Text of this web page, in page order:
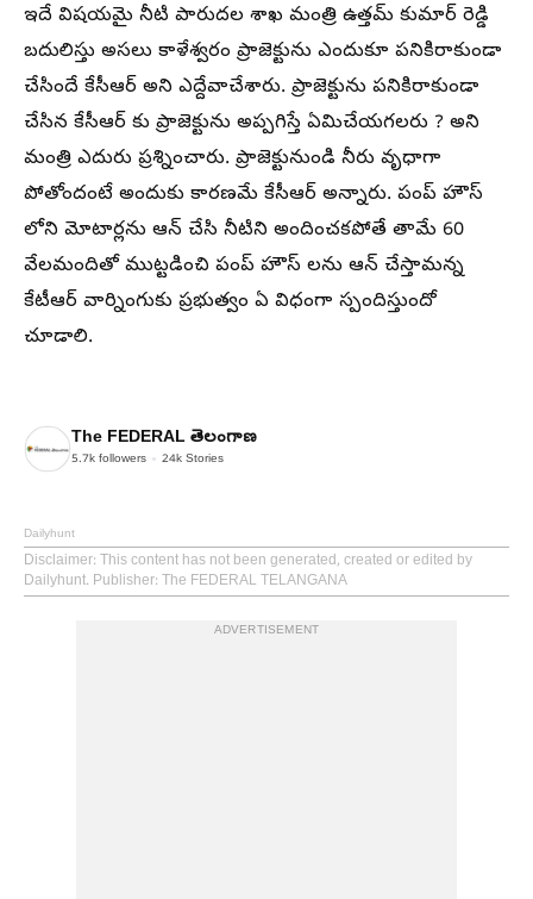
ఇదే విషయమై నీటి పారుదల శాఖ మంత్రి ఉత్తమ్ కుమార్ రెడ్డి
బదులిస్తు అసలు కాళేశ్వరం ప్రాజెక్టును ఎందుకూ పనికిరాకుండా
చేసిందే కేసీఆర్ అని ఎద్దేవాచేశారు. ప్రాజెక్టును పనికిరాకుండా
చేసిన కేసీఆర్ కు ప్రాజెక్టును అప్పగిస్తే ఏమిచేయగలరు ? అని
మంత్రి ఎదురు ప్రశ్నించారు. ప్రాజెక్టునుండి నీరు వృధాగా
పోతోందంటే అందుకు కారణమే కేసీఆర్ అన్నారు. పంప్ హౌస్
లోని మోటార్లను ఆన్ చేసి నీటిని అందించకపోతే తామే 60
వేలమందితో ముట్టడించి పంప్ హౌస్ లను ఆన్ చేస్తామన్న
కేటీఆర్ వార్నింగుకు ప్రభుత్వం ఏ విధంగా స్పందిస్తుందో
చూడాలి.
The FEDERAL తెలంగాణ
5.7k followers 24k Stories
Dailyhunt
Disclaimer: This content has not been generated, created or edited by
Dailyhunt. Publisher: The FEDERAL TELANGANA
ADVERTISEMENT